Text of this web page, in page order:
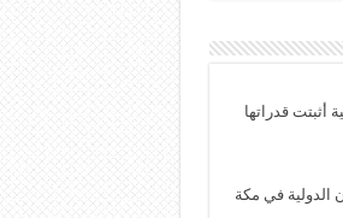
أثبتت قدراتها